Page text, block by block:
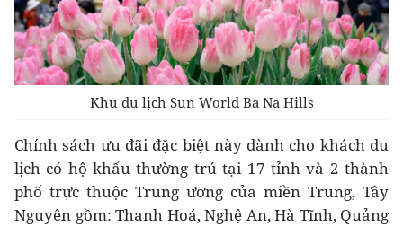
Khu du lịch Sun World Ba Na Hills
Chính sách ưu đãi đặc biệt này dành cho khách du
lịch có hộ khẩu thường trú tại 17 tỉnh và 2 thành
phố trực thuộc Trung ương của miền Trung, Tây
Nguyên gồm: Thanh Hoá, Nghệ An, Hà Tĩnh, Quảng